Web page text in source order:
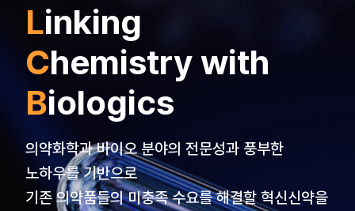
Linking
Chemistrywith
Biologics
의약화학과 바이오 분야의 전문성과 풍부한
노하우를 기반으로
기존 의약품들의 미충족 수요를 해결할 혁신신약을